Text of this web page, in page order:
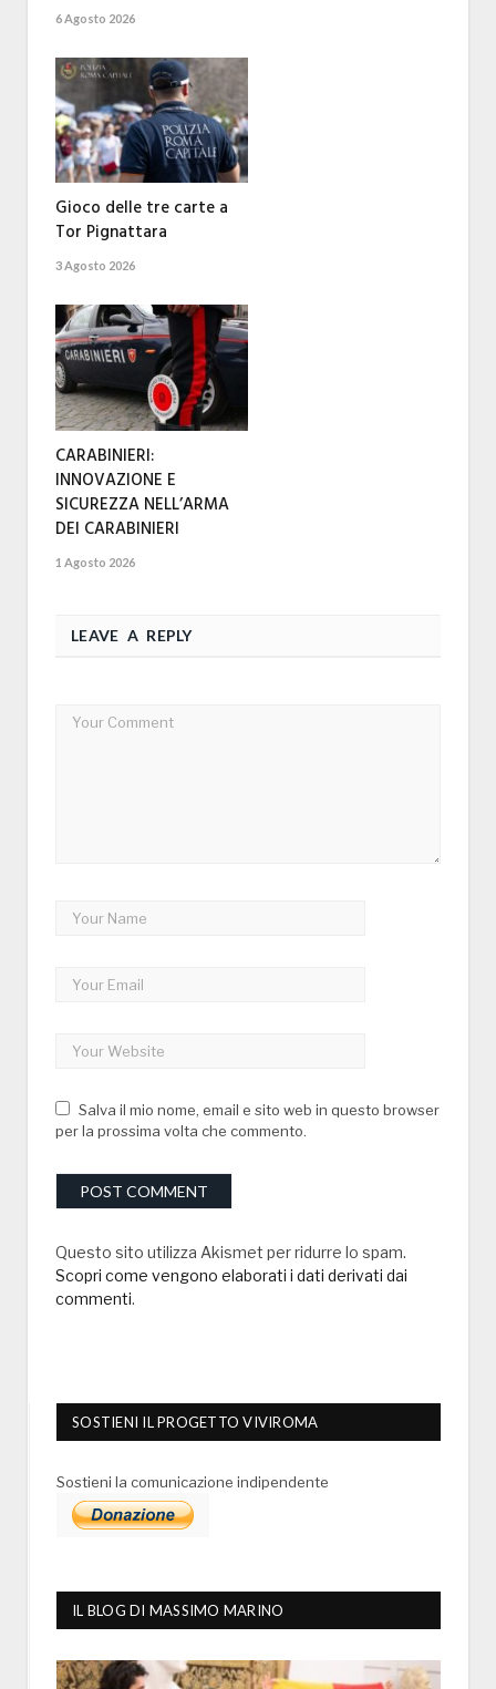
6 Agosto 2026
Gioco delle tre carte a
Tor Pignattara
3 Agosto 2026
CARABINIERI:
INNOVAZIONE E
SICUREZZA NELL’ARMA
DEI CARABINIERI
1 Agosto 2026
LEAVE A REPLY
Salva il mio nome, email e sito web in questo browser
per la prossima volta che commento.
Questo sito utilizza Akismet per ridurre lo spam.
Scopri come vengono elaborati i dati derivati dai
commenti.
SOSTIENI IL PROGETTO VIVIROMA
Sostieni la comunicazione indipendente
IL BLOG DI MASSIMO MARINO